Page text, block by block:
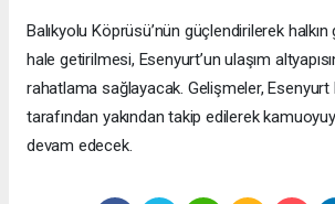
Balıkyolu Köprüsü’nün güçlendirilerek
hale getirilmesi, Esenyurt’un ulaşım
rahatlama sağlayacak. Gelişmeler,
tarafından yakından takip edilerek
devam edecek.